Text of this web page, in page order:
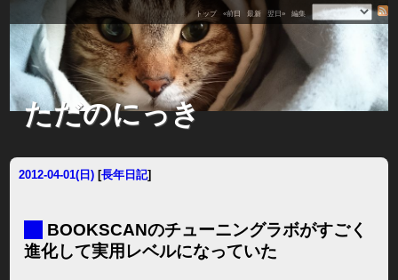
トップ «前日 最新 翌日» 編集
ただのにっき
2012-04-01(日) [長年日記]
BOOKSCANのチューニングラボがすごく
進化して実用レベルになっていた